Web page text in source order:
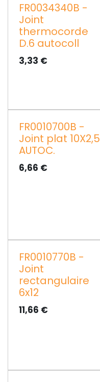
FR0034340B -
Joint
thermocorde
D.6 autocoll
3,33 €
FR0010700B -
Joint plat 10X2,5
AUTOC.
6,66 €
FR0010770B -
Joint
rectangulaire
6x12
11,66 €